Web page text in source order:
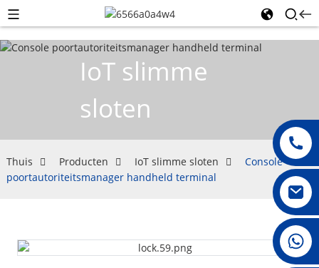
008615396811719
IoT slimme
sloten
Thuis Producten IoT slimme sloten
Console
poortautoriteitsmanager handheld terminal